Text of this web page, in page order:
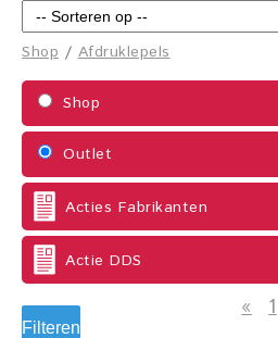
Shop /Afdruklepels
Shop
Outlet
Acties Fabrikanten
Actie DDS
Filteren
« 1